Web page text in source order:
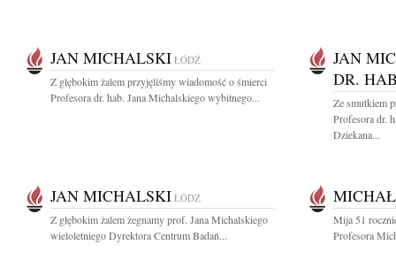
JAN MICHALSKI ŁÓDŹ
Z głębokim żalem przyjęliśmy wiadomość o śmierci
Profesora dr. hab. Jana Michalskiego wybitnego...
JAN
DR.
Ze smutkiem
Profesora dr.
Dziekana...
JAN MICHALSKI ŁÓDŹ
Z głębokim żalem żegnamy prof. Jana Michalskiego
wieloletniego Dyrektora Centrum Badań...
Mija 51
Profesora